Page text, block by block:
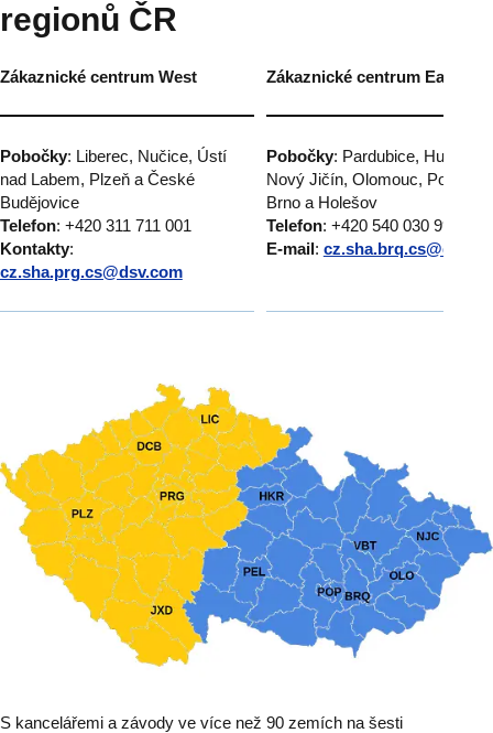
regionů ČR
Zákaznické centrum West Zákaznické centrum East
Pobočky: Liberec, Nučice, Ústí
nad Labem, Plzeň a České
Budějovice
Telefon: +420 311 711 001
Kontakty:
cz.sha.prg.cs@dsv.com
Pobočky: Pardubice,
Nový Jičín, Olomouc, Popůvky,
Brno a Holešov
Telefon: +420 540 030 999
E-mail:
S kancelářemi a závody ve více než 90 zemích na šesti